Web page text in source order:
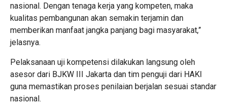
nasional. Dengan tenaga kerja yang kompeten, maka
kualitas pembangunan akan semakin terjamin dan
memberikan manfaat jangka panjang bagi masyarakat,”
jelasnya.
Pelaksanaan uji kompetensi dilakukan langsung oleh
asesor dari BJKW III Jakarta dan tim penguji dari HAKI
guna memastikan proses penilaian berjalan sesuai standar
nasional.